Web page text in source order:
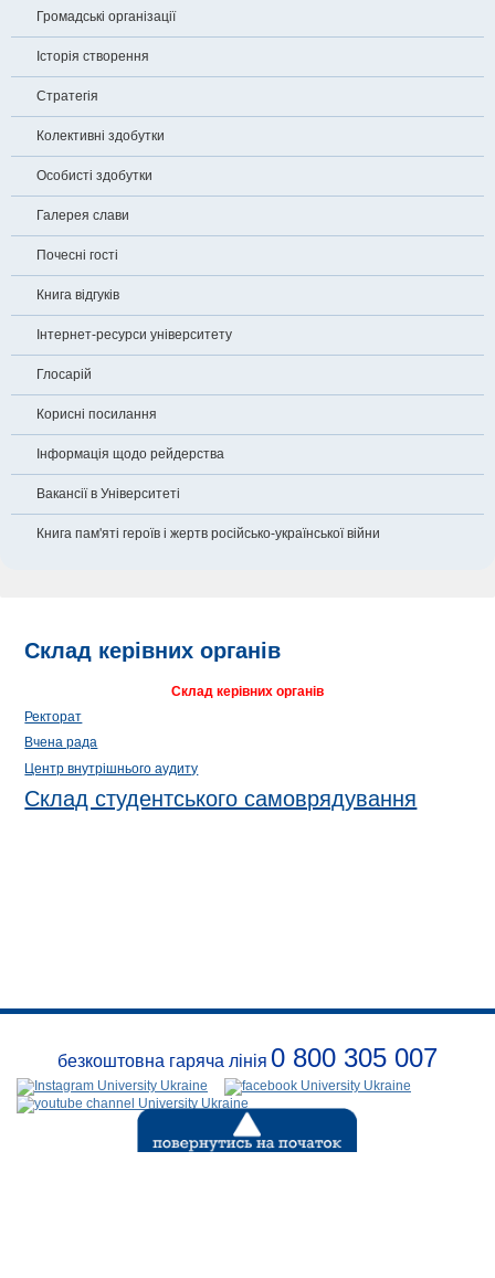
Громадські організації
Історія створення
Стратегія
Колективні здобутки
Особисті здобутки
Галерея слави
Почесні гості
Книга відгуків
Інтернет-ресурси університету
Глосарій
Корисні посилання
Інформація щодо рейдерства
Вакансії в Університеті
Книга пам'яті героїв і жертв російсько-української війни
Склад керівних органів
Склад керівних органів
Ректорат
Вчена рада
Центр внутрішнього аудиту
Склад студентського самоврядування
безкоштовна гаряча лінія 0 800 305 007
Про
заклад